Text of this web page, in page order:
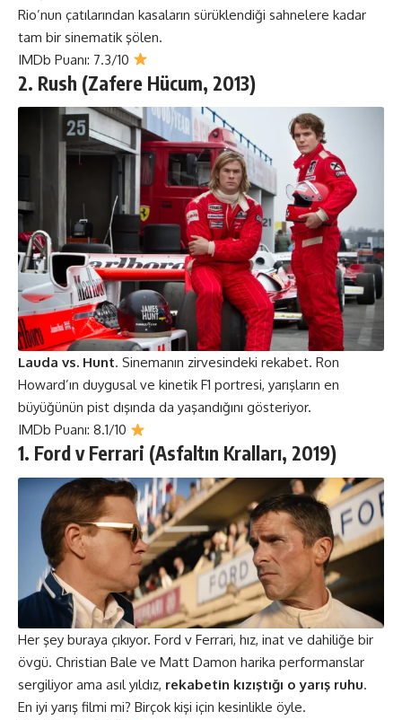
Rio’nun çatılarından kasaların sürüklendiği sahnelere kadar
tam bir sinematik şölen.
IMDb Puanı: 7.3/10
2. Rush (Zafere Hücum, 2013)
Lauda vs. Hunt. Sinemanın zirvesindeki rekabet. Ron
Howard’ın duygusal ve kinetik F1 portresi, yarışların en
büyüğünün pist dışında da yaşandığını gösteriyor.
IMDb Puanı: 8.1/10
1. Ford v Ferrari (Asfaltın Kralları, 2019)
Her şey buraya çıkıyor. Ford v Ferrari, hız, inat ve dahiliğe bir
övgü. Christian Bale ve Matt Damon harika performanslar
sergiliyor ama asıl yıldız, rekabetin kızıştığı o yarış ruhu.
En iyi yarış filmi mi? Birçok kişi için kesinlikle öyle.